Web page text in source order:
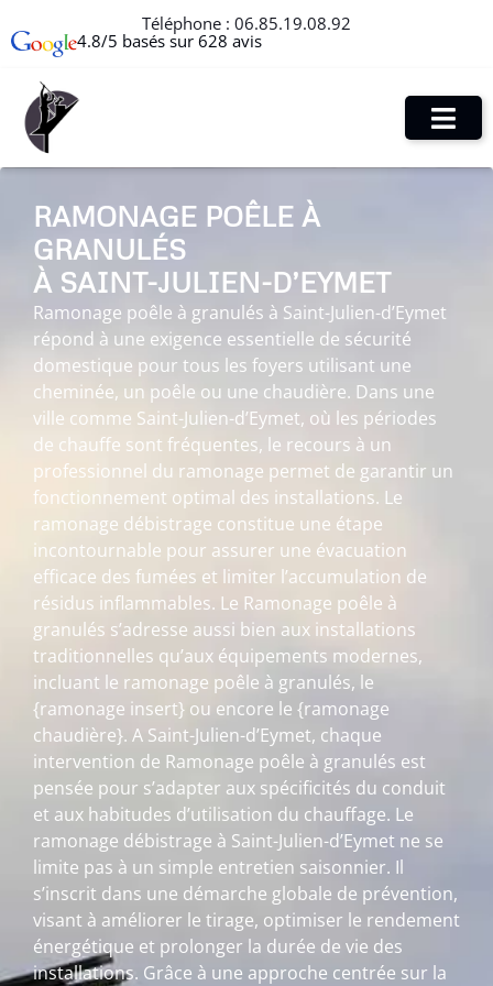
Téléphone : 06.85.19.08.92
4.8/5 basés sur 628 avis
RAMONAGE POÊLE À
GRANULÉS
À SAINT-JULIEN-D’EYMET
Ramonage poêle à granulés à Saint-Julien-d’Eymet
répond à une exigence essentielle de sécurité
domestique pour tous les foyers utilisant une
cheminée, un poêle ou une chaudière. Dans une
ville comme Saint-Julien-d’Eymet, où les périodes
de chauffe sont fréquentes, le recours à un
professionnel du ramonage permet de garantir un
fonctionnement optimal des installations. Le
ramonage débistrage constitue une étape
incontournable pour assurer une évacuation
efficace des fumées et limiter l’accumulation de
résidus inflammables. Le Ramonage poêle à
granulés s’adresse aussi bien aux installations
traditionnelles qu’aux équipements modernes,
incluant le ramonage poêle à granulés, le
{ramonage insert} ou encore le {ramonage
chaudière}. A Saint-Julien-d’Eymet, chaque
intervention de Ramonage poêle à granulés est
pensée pour s’adapter aux spécificités du conduit
et aux habitudes d’utilisation du chauffage. Le
ramonage débistrage à Saint-Julien-d’Eymet ne se
limite pas à un simple entretien saisonnier. Il
s’inscrit dans une démarche globale de prévention,
visant à améliorer le tirage, optimiser le rendement
énergétique et prolonger la durée de vie des
installations. Grâce à une approche centrée sur la